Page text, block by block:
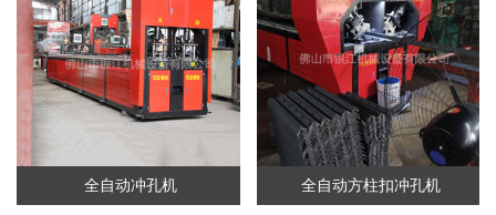
全自动冲孔机 全自动方柱扣冲孔机